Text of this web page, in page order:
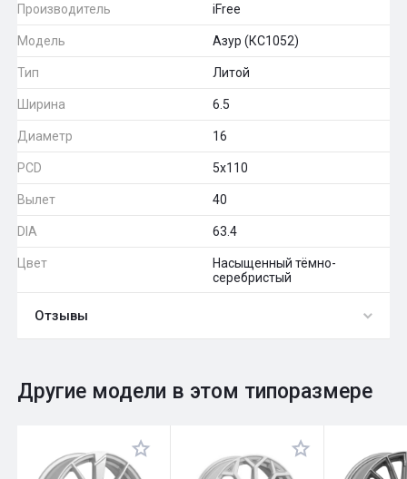
Производитель iFree
Модель Азур (КС1052)
Тип Литой
Ширина 6.5
Диаметр 16
PCD 5x110
Вылет 40
DIA 63.4
Цвет
Насыщенный тёмно-
серебристый
Отзывы
Оставить отзыв
Общий рейтинг 0
Другие модели в этом типоразмере